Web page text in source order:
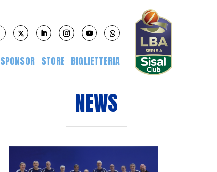
SPONSOR STORE BIGLIETTERIA
NEWS